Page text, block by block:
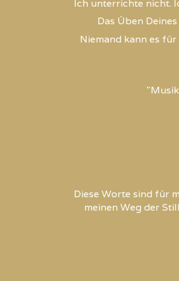
Ich unterrichte nicht.
Das Üben
Niemand kann es
Diese Worte sind für
meinen Weg der